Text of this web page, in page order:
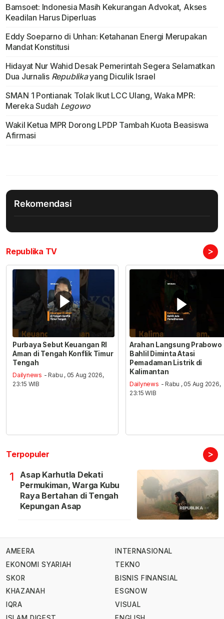
Bamsoet: Indonesia Masih Kekurangan Advokat, Akses
Keadilan Harus Diperluas
Eddy Soeparno di Unhan: Ketahanan Energi Merupakan
Mandat Konstitusi
Hidayat Nur Wahid Desak Pemerintah Segera Selamatkan
Dua Jurnalis Republikayang Diculik lsrael
SMAN 1 Pontianak Tolak Ikut LCC Ulang, Waka MPR:
Mereka Sudah Legowo
Wakil Ketua MPR Dorong LPDP Tambah Kuota Beasiswa
Afirmasi
Rekomendasi
Republika TV >
Purbaya Sebut Keuangan RI
Aman di Tengah Konflik Timur
Tengah
Dailynews - Rabu , 05 Aug 2026,
23:15 WIB
Arahan Langsung Prabowo
Bahlil Diminta Atasi
Pemadaman Listrik di
Kalimantan
Dailynews - Rabu , 05 Aug 2026,
23:15 WIB
Terpopuler >
1
Asap Karhutla Dekati
Permukiman, Warga Kubu
Raya Bertahan di Tengah
Kepungan Asap
AMEERA
EKONOMI SYARIAH
SKOR
KHAZANAH
IQRA
INTERNASIONAL
TEKNO
BISNIS FINANSIAL
ESGNOW
VISUAL